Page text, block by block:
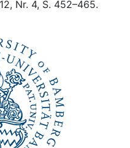
Nr. 4, S. 452–465.